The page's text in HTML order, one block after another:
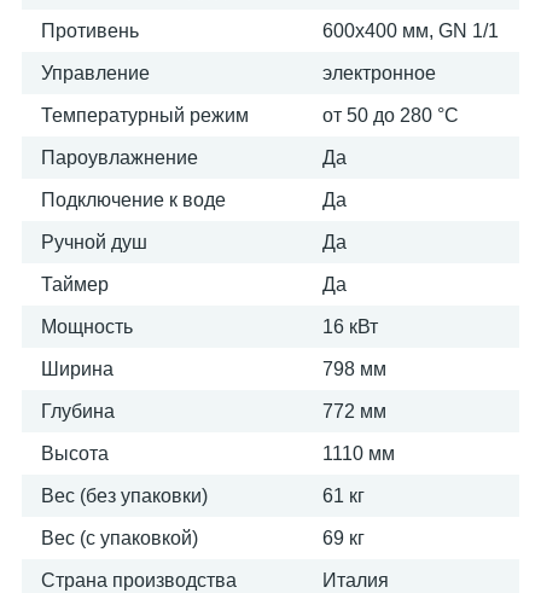
Противень 600х400 мм, GN 1/1
Управление электронное
Температурный режим от 50 до 280 °С
Пароувлажнение Да
Подключение к воде Да
Ручной душ Да
Таймер Да
Мощность 16 кВт
Ширина 798 мм
Глубина 772 мм
Высота 1110 мм
Вес (без упаковки) 61 кг
Вес (с упаковкой) 69 кг
Страна производства Италия